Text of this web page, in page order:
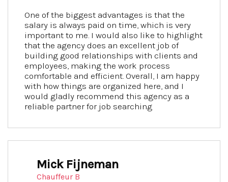
One of the biggest advantages is that the
salary is always paid on time, which is very
important to me. I would also like to highlight
that the agency does an excellent job of
building good relationships with clients and
employees, making the work process
comfortable and efficient. Overall, I am happy
with how things are organized here, and I
would gladly recommend this agency as a
reliable partner for job searching
Mick Fijneman
Chauffeur B